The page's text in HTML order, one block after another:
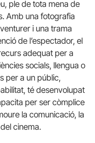
ple de tota mena de
Amb una fotografia
i una trama
de l’espectador, el
adequat per a
socials, llengua o
per a un públic,
té desenvolupat
per ser còmplice
la comunicació, la
cinema.